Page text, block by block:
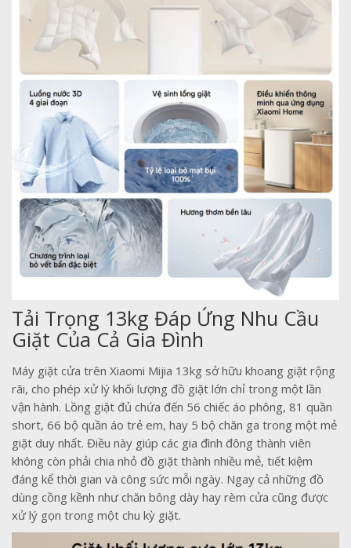
Tải Trọng 13kg Đáp Ứng Nhu Cầu
Giặt Của Cả Gia Đình
Máy giặt cửa trên Xiaomi Mijia 13kg sở hữu khoang giặt rộng
rãi, cho phép xử lý khối lượng đồ giặt lớn chỉ trong một lần
vận hành. Lồng giặt đủ chứa đến 56 chiếc áo phông, 81 quần
short, 66 bộ quần áo trẻ em, hay 5 bộ chăn ga trong một mẻ
giặt duy nhất. Điều này giúp các gia đình đông thành viên
không còn phải chia nhỏ đồ giặt thành nhiều mẻ, tiết kiệm
đáng kể thời gian và công sức mỗi ngày. Ngay cả những đồ
dùng cồng kềnh như chăn bông dày hay rèm cửa cũng được
xử lý gọn trong một chu kỳ giặt.